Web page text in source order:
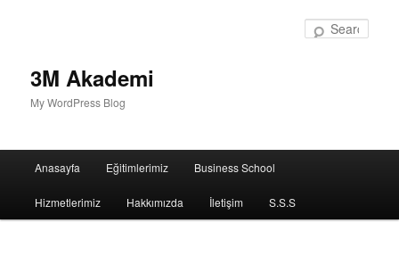
3M Akademi
My WordPress Blog
Anasayfa Eğitimlerimiz Business School
Hizmetlerimiz Hakkımızda İletişim S.S.S